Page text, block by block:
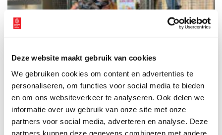
Deze website maakt gebruik van cookies
We gebruiken cookies om content en advertenties te
personaliseren, om functies voor social media te bieden
en om ons websiteverkeer te analyseren. Ook delen we
informatie over uw gebruik van onze site met onze
partners voor social media, adverteren en analyse. Deze
partners kunnen deze gegevens combineren met andere
Haarlemmermeer
Stichting Haarlemmermeermuseum De Cruquius en Stichting
Kinderopvang Haarlemmermeer stellen een theaterprogramma
op speciaal voor jonge kinderen. Met dit programma rond het
personage ‘Dik Trom’ willen zij kinderen spelenderwijs kennis
laten maken met de geschiedenis van hun eigen polder. Het
nieuwe programma komt tot stand met subsidie van de
2 min